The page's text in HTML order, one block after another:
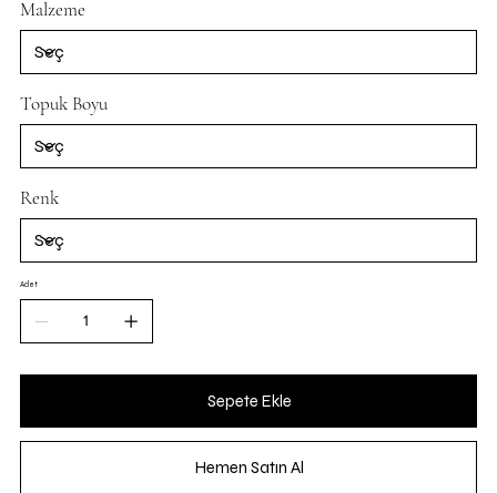
Malzeme
Topuk Boyu
Renk
Adet
Sepete Ekle
Hemen Satın Al